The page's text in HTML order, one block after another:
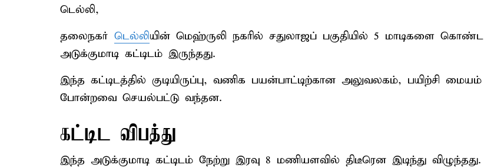
டெல்லி,
தலைநகர் டெல்லியின் மெஹ்ருலி நகரில் சதுலாஜப் பகுதியில் 5 மாடிகளை கொண்ட
அடுக்குமாடி கட்டிடம் இருந்தது.
இந்த கட்டிடத்தில் குடியிருப்பு, வணிக பயன்பாட்டிற்கான அலுவலகம், பயிற்சி மையம்
போன்றவை செயல்பட்டு வந்தன.
கட்டிட விபத்து
இந்த அடுக்குமாடி கட்டிடம் நேற்று இரவு 8 மணியளவில் திடீரென இடிந்து விழுந்தது.